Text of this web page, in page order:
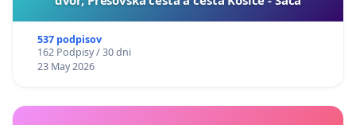
537 podpisov
162 Podpisy / 30 dni
23 May 2026